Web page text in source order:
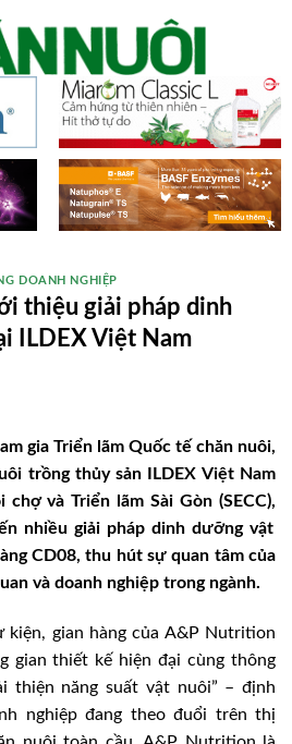
DOANH NGHIỆP
thiệu giải pháp dinh
ILDEX Việt Nam
gia Triển lãm Quốc tế chăn nuôi,
trồng thủy sản ILDEX Việt Nam
và Triển lãm Sài Gòn (SECC),
nhiều giải pháp dinh dưỡng vật
CD08, thu hút sự quan tâm của
và doanh nghiệp trong ngành.
kiện, gian hàng của A&P Nutrition
gian thiết kế hiện đại cùng thông
thiện năng suất vật nuôi” – định
nghiệp đang theo đuổi trên thị